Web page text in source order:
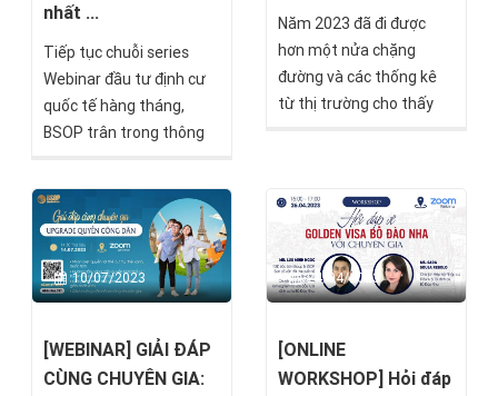
nhất ...
Tiếp tục chuỗi series
Webinar đầu tư định cư
quốc tế hàng tháng,
BSOP trân trong thông
tháng 8 “Giải đáp cùng
chuyên gia: Hungary có
phải là chương trình tốt
nhất năm 2023” sẽ chính
thức diễn ra vào 14h30,
30/08/2023.
Năm 2023 đã đi được
hơn một nửa chặng
đường và các thống kê
từ thị trường cho thấy
10/07/2023
[WEBINAR] GIẢI ĐÁP
CÙNG CHUYÊN GIA:
24/04/2023
[ONLINE
WORKSHOP] Hỏi đáp